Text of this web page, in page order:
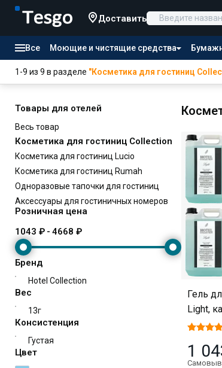
Доставить
Все Моющие и чистящие средства
Товары для отелей Канцтовары Продукты
1-9 из 9 в разделе "Косметика для гостиниц
Товары для отелей
Весь товар
Косметика для гостиниц Collection
Косметика для гостиниц Lucio
Косметика для гостиниц Rumah
Одноразовые тапочки для гостиниц
Аксессуары для гостиничных номеров
Розничная цена
1043 ₽ - 4668 ₽
Бренд
Hotel Collection
Вес
13г
Консистенция
Густая
Цвет
Гель
Light,
1